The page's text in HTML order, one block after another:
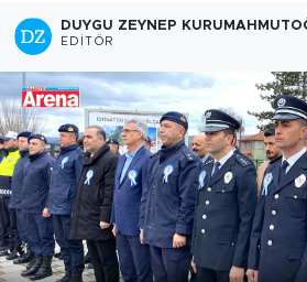
DUYGU ZEYNEP
EDITÖR
Haber Arşivi